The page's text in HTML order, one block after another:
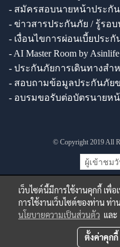
- สมัครสอบนายหน้าประกั
- ข่าวสารประกันภัย / รู้รอ
- เงื่อนไขการผ่อนเบี้ยประกั
- AI Master Room by Asinlife
- ประกันภัยการเดินทางสำ
- สอบถามข้อมูลประกันภัย
- อบรมขอรับต่อบัตรนายห
© Copyright 2019 All
ผู้เข้าชม
เว็บไซต์นี้มีการใช้งานคุกกี้ เ
การใช้งานเว็บไซต์ของท่าน ท่
นโยบายความเป็นส่วนตัว และ
ตั้งค่าคุกกี้